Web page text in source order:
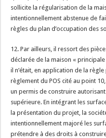
sollicite la régularisation de la
intentionnellement abstenue de
règles du plan d’occupation des
12. Par ailleurs, il ressort des
déclarée de la maison « principale
il n’était, en application de la
règlement du POS cité au point
un permis de construire
supérieure. En intégrant les
la présentation du projet, la
intentionnellement majoré les
prétendre à des droits à